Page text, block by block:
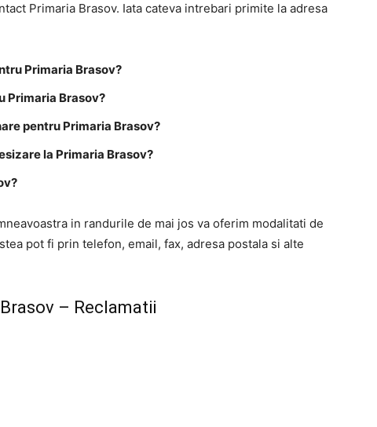
Primaria Brasov. Iata cateva intrebari primite la adresa
Primaria Brasov?
Primaria Brasov?
pentru Primaria Brasov?
la Primaria Brasov?
in randurile de mai jos va oferim modalitati de
pot fi prin telefon, email, fax, adresa postala si alte
– Reclamatii